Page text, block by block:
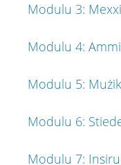
Modulu 3:
Modulu 4:
Modulu 5:
Modulu 6:
Modulu 7: